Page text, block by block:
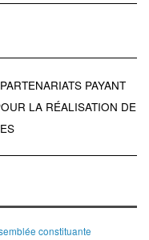
PAYANT
LA RÉALISATION DE
constituante